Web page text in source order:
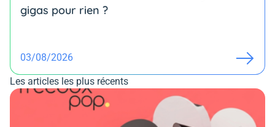
gigas pour rien ?
03/08/2026
Les articles les plus récents